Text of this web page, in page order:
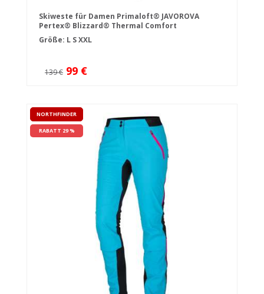
Skiweste für Damen Primaloft® JAVOROVA
Pertex® Blizzard® Thermal Comfort
Größe: L SXXL
139 € 99 €
NORTHFINDER
RABATT 29 %